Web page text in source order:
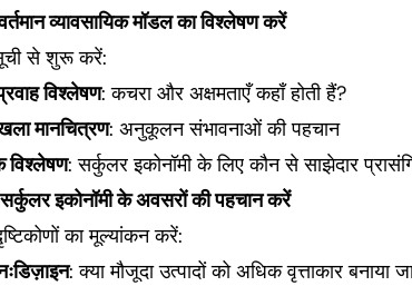
व्यावसायिक मॉडल का विश्लेषण करें
से शुरू करें:
विश्लेषण: कचरा और अक्षमताएँ कहाँ होती हैं?
मानचित्रण: अनुकूलन संभावनाओं की पहचान
विश्लेषण: सर्कुलर इकोनॉमी के लिए कौन से साझेदार
इकोनॉमी के अवसरों की पहचान करें
का मूल्यांकन करें:
: क्या मौजूदा उत्पादों को अधिक वृत्ताकार बनाया